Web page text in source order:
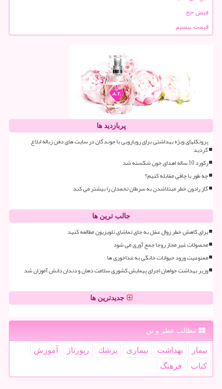
فیش حج
قیمت بیسیم
پربازدید ها
پروتکلهای ویژه بهداشتی برای رویارویی با جوندگان در سایت های دفن زباله ابلاغ
گردید
رکورد 10 ساله اهدای خون شکسته شد
چه طور با چاقی مقابله کنیم؟
گاز رادون خطر مبتلاشدن به سرطان تخمدان را بیشتر می کند
جالب ترین ها
برای کاهش خطر زوال عقل به جای تماشای تلویزیون مطالعه کنید
محصولات غیر مجاز روجا جمع آوری می شود
ممنوعیت ورود حیوانات خانگی به غذاخوری ها
وزیر بهداشت خواهان اجرای پیمایش کشوری سلامت دهان و دندان دانش آموزان شد
جدیدترین ها
مطالب عطر و تن
بیمار بهداشت بیماری پزشك رپورتاژ
آموزش
كتاب
فرهنگ